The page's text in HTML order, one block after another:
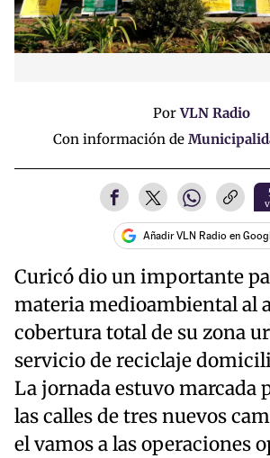
PorVLN Radio
Con información de
Añadir VLN Radio en
Curicó dio un importante
materia medioambiental al
cobertura total de su zona
servicio de reciclaje
La jornada estuvo marcada
las calles de tres nuevos
el vamos a las operaciones